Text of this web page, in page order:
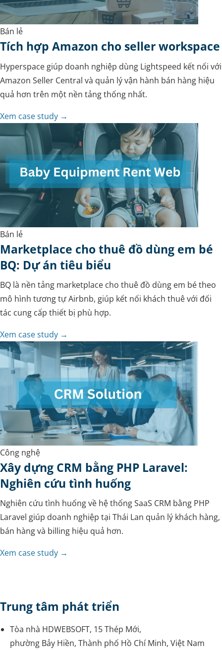
Bán lẻ
Tích hợp Amazon cho seller workspace
Hyperspace giúp doanh nghiệp dùng Lightspeed kết nối với
Amazon Seller Central và quản lý vận hành bán hàng hiệu
quả hơn trên một nền tảng thống nhất.
Xem case study →
Bán lẻ
Marketplace cho thuê đồ dùng em bé
BQ: Dự án tiêu biểu
BQ là nền tảng marketplace cho thuê đồ dùng em bé theo
mô hình tương tự Airbnb, giúp kết nối khách thuê với đối
tác cung cấp thiết bị phù hợp.
Xem case study →
Công nghệ
Xây dựng CRM bằng PHP Laravel:
Nghiên cứu tình huống
Nghiên cứu tình huống về hệ thống SaaS CRM bằng PHP
Laravel giúp doanh nghiệp tại Thái Lan quản lý khách hàng,
bán hàng và billing hiệu quả hơn.
Xem case study →
Trung tâm phát triển
Tòa nhà HDWEBSOFT, 15 Thép Mới,
phường Bảy Hiền, Thành phố Hồ Chí Minh, Việt Nam